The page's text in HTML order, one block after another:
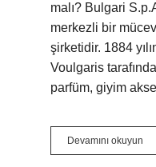
malı? Bulgari
merkezli bir
şirketidir. 1884
Voulgaris
parfüm, giyim
Devamını okuyun